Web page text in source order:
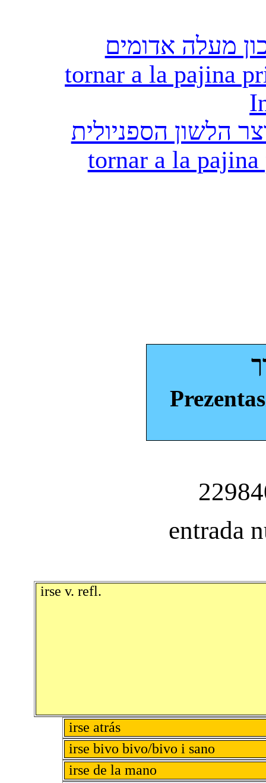
מעלה אדומים
tornar a la pajina
הלשון הספניולית
tornar a la
entrada
irse v. refl.
irse atrás
irse bivo bivo/bivo i sano
irse de la mano